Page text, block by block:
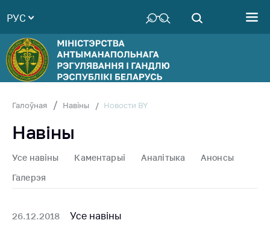
Кіраўніцтва
Cтруктура
органы
Заканадаўства
кансультатыўны
таварная біржа
РУС
Галоўная Навіны Новости BY
Навіны
Усе навіны Каментарыi Аналiтыка
Анонсы
Галерэя
26.12.2018 Усе навіны